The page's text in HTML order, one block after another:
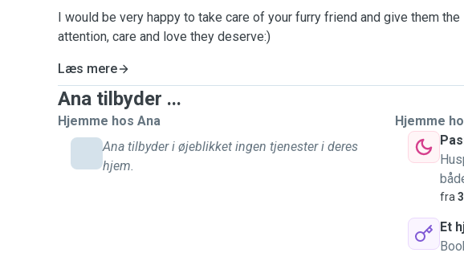
I would be very happy to take care of your furry friend and give them the
attention, care and love they deserve:)
Læs mere
Ana tilbyder ...
Hjemme hos Ana
Ana tilbyder i øjeblikket ingen tjenester i deres
hjem.
Hjemme
fra
Et